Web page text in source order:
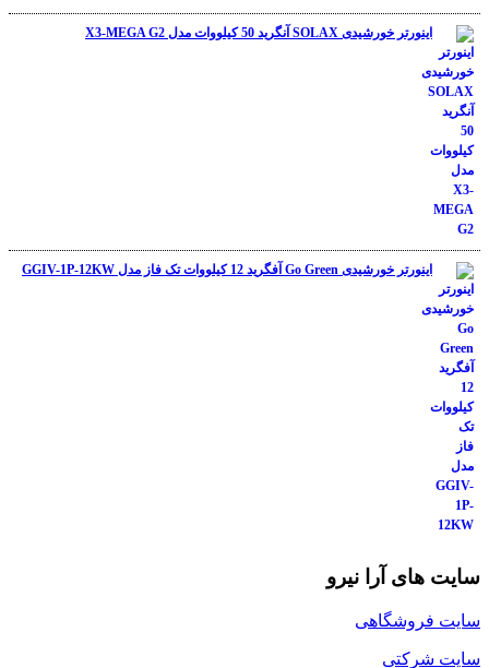
اینورتر خورشیدی SOLAX آنگرید 50 کیلووات مدل X3-MEGA G2
اینورتر خورشیدی Go Green آفگرید 12 کیلووات تک فاز مدل GGIV-1P-12KW
سایت های آرا نیرو
سایت فروشگاهی
سایت شرکتی